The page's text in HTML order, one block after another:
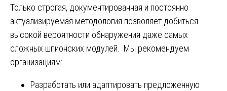
Только строгая, документированная и постоянно
актуализируемая методология позволяет добиться
высокой вероятности обнаружения даже самых
сложных шпионских модулей. Мы рекомендуем
организациям:
Разработать или адаптировать предложенную